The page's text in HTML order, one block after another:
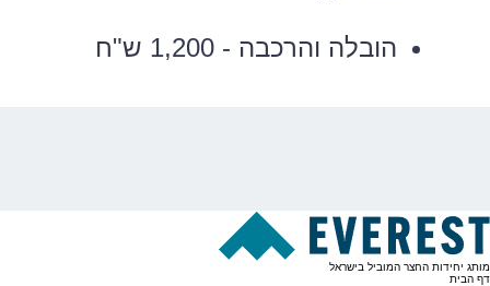
הובלה והרכבה - 1,200 ש"ח
מותג יחידות החצר המוביל בישראל
דף הבית